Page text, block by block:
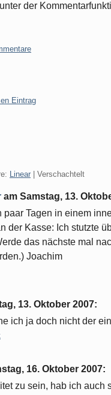
der
Eintrag
Linear | Verschachtelt
am Samstag, 13.
paar Tagen in einem
der Kasse: Ich stutzte
das nächste mal
Joachim
13. Oktober 2007:
ich ja doch nicht der
16. Oktober 2007:
zu sein, hab ich auch